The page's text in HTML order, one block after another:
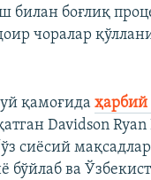
боғлиқ
чоралар
уй қамоғидаҳарбий
Davidson Ryan
сиёсий
бўйлаб ва